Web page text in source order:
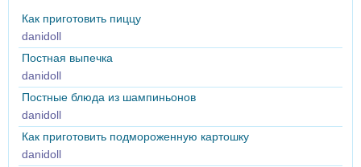
Как приготовить пиццу
danidoll
Постная выпечка
danidoll
Постные блюда из шампиньонов
danidoll
Как приготовить подмороженную картошку
danidoll